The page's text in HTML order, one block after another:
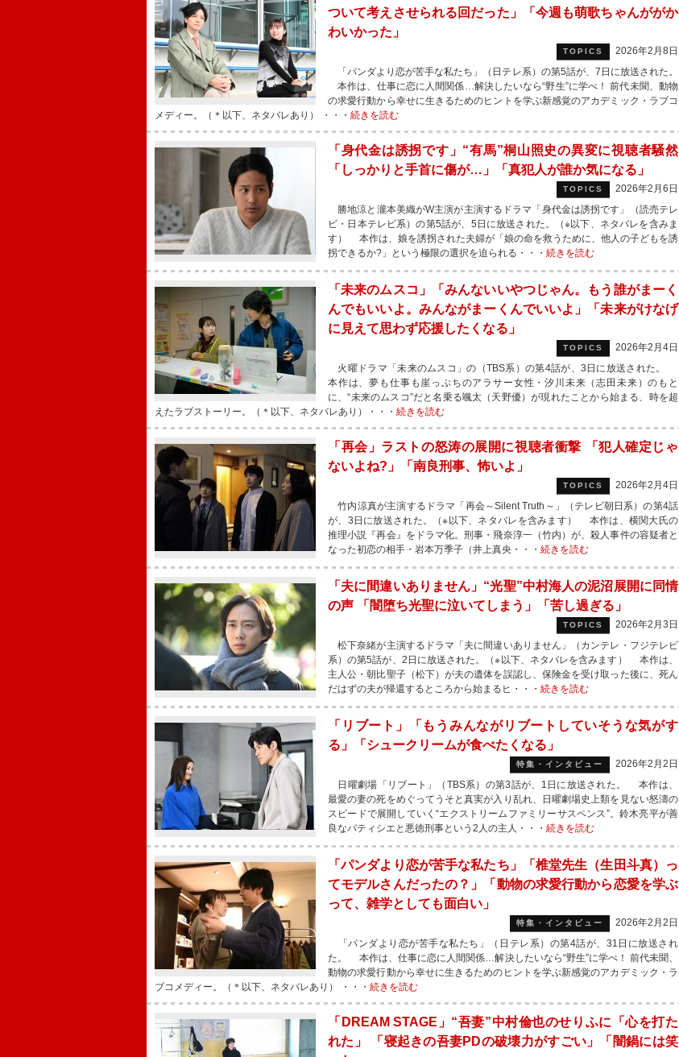
ついて考えさせられる回だった」「今週も萌歌ちゃんががか
わいかった」
TOPICS
2026年2月8日
「パンダより恋が苦手な私たち」（日テレ系）の第5話が、7日に放送された。
本作は、仕事に恋に人間関係…解決したいなら“野生”に学べ！ 前代未聞、動物
の求愛行動から幸せに生きるためのヒントを学ぶ新感覚のアカデミック・ラブコ
メディー。（＊以下、ネタバレあり） ・・・ 続きを読む
「身代金は誘拐です」“有馬”桐山照史の異変に視聴者騒然
「しっかりと手首に傷が…」「真犯人が誰か気になる」
TOPICS
2026年2月6日
勝地涼と瀧本美織がW主演が主演するドラマ「身代金は誘拐です」（読売テレ
ビ・日本テレビ系）の第5話が、5日に放送された。（※以下、ネタバレを含みま
す） 本作は、娘を誘拐された夫婦が「娘の命を救うために、他人の子どもを誘
拐できるか?」という極限の選択を迫られる・・・ 続きを読む
「未来のムスコ」「みんないいやつじゃん。もう誰がまーく
んでもいいよ。みんながまーくんでいいよ」「未来がけなげ
に見えて思わず応援したくなる」
TOPICS
2026年2月4日
火曜ドラマ「未来のムスコ」の（TBS系）の第4話が、3日に放送された。
本作は、夢も仕事も崖っぷちのアラサー女性・汐川未来（志田未来）のもと
に、“未来のムスコ”だと名乗る颯太（天野優）が現れたことから始まる、時を超
えたラブストーリー。（＊以下、ネタバレあり）・・・ 続きを読む
「再会」ラストの怒涛の展開に視聴者衝撃 「犯人確定じゃ
ないよね?」「南良刑事、怖いよ」
TOPICS
2026年2月4日
竹内涼真が主演するドラマ「再会～Silent Truth～」（テレビ朝日系）の第4話
が、3日に放送された。（※以下、ネタバレを含みます） 本作は、横関大氏の
推理小説『再会』をドラマ化。刑事・飛奈淳一（竹内）が、殺人事件の容疑者と
なった初恋の相手・岩本万季子（井上真央・・・ 続きを読む
「夫に間違いありません」“光聖”中村海人の泥沼展開に同情
の声 「闇堕ち光聖に泣いてしまう」「苦し過ぎる」
TOPICS
2026年2月3日
松下奈緒が主演するドラマ「夫に間違いありません」（カンテレ・フジテレビ
系）の第5話が、2日に放送された。（※以下、ネタバレを含みます） 本作は、
主人公・朝比聖子（松下）が夫の遺体を誤認し、保険金を受け取った後に、死ん
だはずの夫が帰還するところから始まるヒ・・・ 続きを読む
「リブート」「もうみんながリブートしていそうな気がす
る」「シュークリームが食べたくなる」
特集・インタビュー
2026年2月2日
日曜劇場「リブート」（TBS系）の第3話が、1日に放送された。 本作は、
最愛の妻の死をめぐってうそと真実が入り乱れ、日曜劇場史上類を見ない怒濤の
スピードで展開していく“エクストリームファミリーサスペンス”。鈴木亮平が善
良なパティシエと悪徳刑事という2人の主人・・・ 続きを読む
「パンダより恋が苦手な私たち」「椎堂先生（生田斗真）っ
てモデルさんだったの？」「動物の求愛行動から恋愛を学ぶ
って、雑学としても面白い」
特集・インタビュー
2026年2月2日
「パンダより恋が苦手な私たち」（日テレ系）の第4話が、31日に放送され
た。 本作は、仕事に恋に人間関係…解決したいなら“野生”に学べ！ 前代未聞、
動物の求愛行動から幸せに生きるためのヒントを学ぶ新感覚のアカデミック・ラ
ブコメディー。（＊以下、ネタバレあり） ・・・ 続きを読む
「DREAM STAGE」“吾妻”中村倫也のせりふに「心を打た
れた」 「寝起きの吾妻PDの破壊力がすごい」「闇鍋には笑